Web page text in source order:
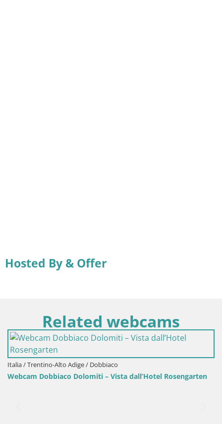
Hosted By & Offer
Related webcams
Italia / Trentino-Alto Adige / Dobbiaco
Webcam Dobbiaco Dolomiti – Vista dall’Hotel Rosengarten